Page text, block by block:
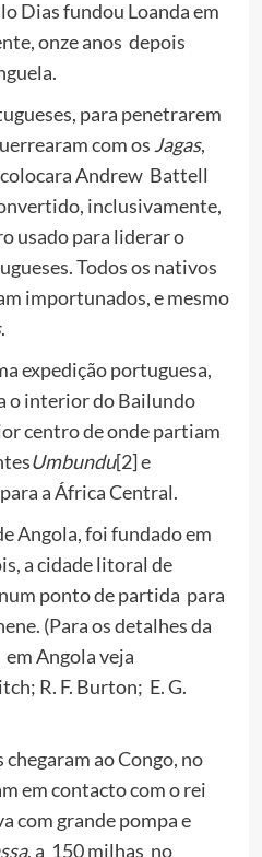
Dias fundou Loanda em
onze anos depois
para penetrarem
com os Jagas,
Andrew Battell
inclusivamente,
usado para liderar o
Todos os nativos
importunados, e mesmo
.
expedição portuguesa,
o interior do Bailundo
centro de onde partiam
Umbundu[2] e
a África Central.
Angola, foi fundado em
a cidade litoral de
ponto de partida para
(Para os detalhes da
Angola veja
R. F. Burton; E. G.
ao Congo, no
em contacto com o rei
com grande pompa e
, a 150 milhas no